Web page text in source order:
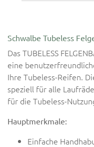
Schwalbe Tubeless
Das TUBELESS
eine
Ihre Tubeless-Reifen.
speziell für alle
für die Tubeless-
Hauptmerkmale:
Einfache